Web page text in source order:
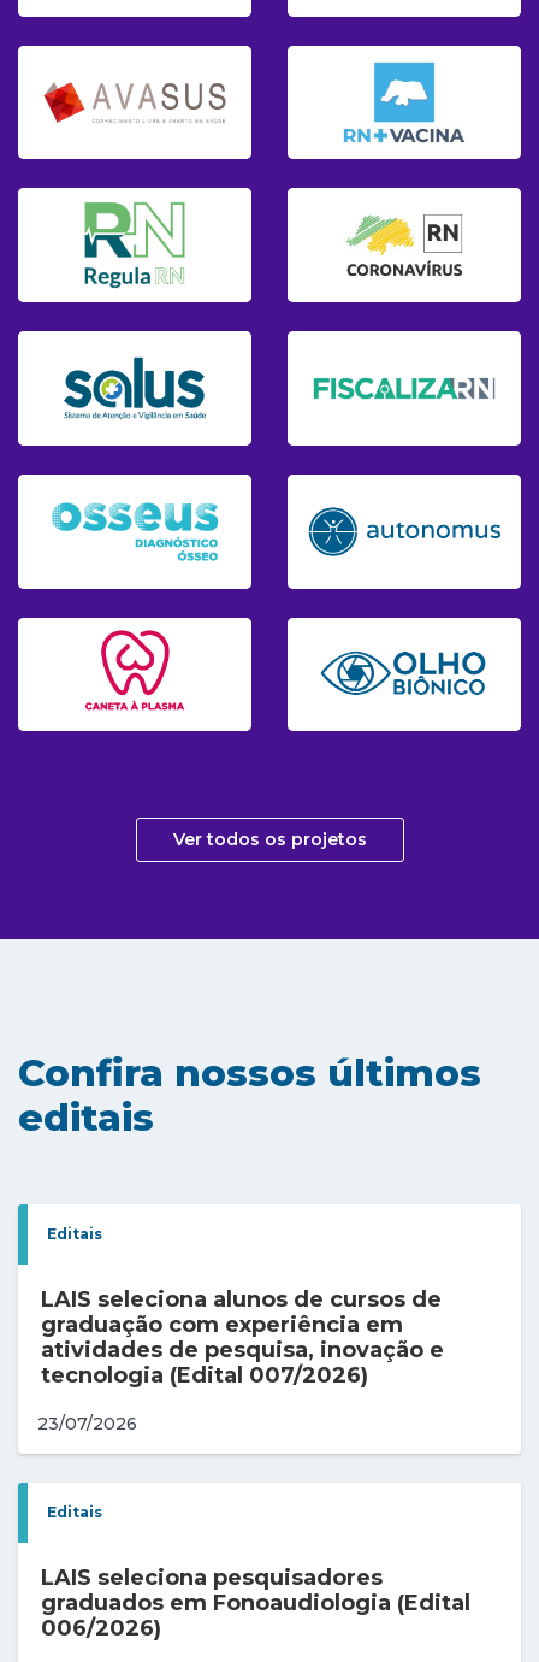
Ver todos os projetos
Confira nossos últimos
editais
Editais
LAIS seleciona alunos de cursos de
graduação com experiência em
atividades de pesquisa, inovação e
tecnologia (Edital 007/2026)
23/07/2026
Editais
LAIS seleciona pesquisadores
graduados em Fonoaudiologia (Edital
006/2026)